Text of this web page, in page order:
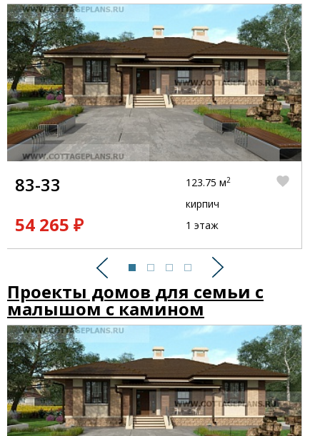
Предыдущий Следующий
83-33
54 265 ₽
123.75 м2
кирпич
1 этаж
Проекты домов для семьи с
малышом с камином